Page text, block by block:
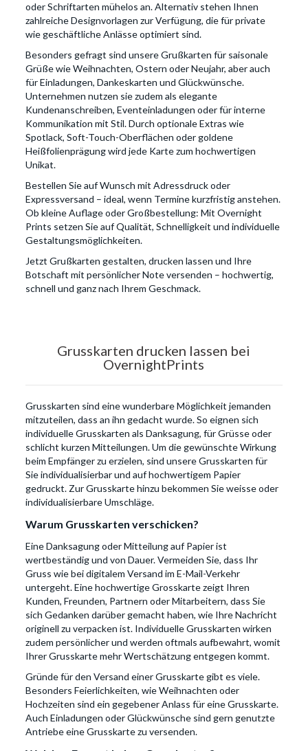
oder Schriftarten mühelos an. Alternativ stehen Ihnen
zahlreiche Designvorlagen zur Verfügung, die für private
wie geschäftliche Anlässe optimiert sind.
Besonders gefragt sind unsere Grußkarten für saisonale
Grüße wie Weihnachten, Ostern oder Neujahr, aber auch
für Einladungen, Dankeskarten und Glückwünsche.
Unternehmen nutzen sie zudem als elegante
Kundenanschreiben, Eventeinladungen oder für interne
Kommunikation mit Stil. Durch optionale Extras wie
Spotlack, Soft-Touch-Oberflächen oder goldene
Heißfolienprägung wird jede Karte zum hochwertigen
Unikat.
Bestellen Sie auf Wunsch mit Adressdruck oder
Expressversand – ideal, wenn Termine kurzfristig anstehen.
Ob kleine Auflage oder Großbestellung: Mit Overnight
Prints setzen Sie auf Qualität, Schnelligkeit und individuelle
Gestaltungsmöglichkeiten.
Jetzt Grußkarten gestalten, drucken lassen und Ihre
Botschaft mit persönlicher Note versenden – hochwertig,
schnell und ganz nach Ihrem Geschmack.
Grusskarten drucken lassen bei
OvernightPrints
Grusskarten sind eine wunderbare Möglichkeit jemanden
mitzuteilen, dass an ihn gedacht wurde. So eignen sich
individuelle Grusskarten als Danksagung, für Grüsse oder
schlicht kurzen Mitteilungen. Um die gewünschte Wirkung
beim Empfänger zu erzielen, sind unsere Grusskarten für
Sie individualisierbar und auf hochwertigem Papier
gedruckt. Zur Grusskarte hinzu bekommen Sie weisse oder
individualisierbare Umschläge.
Warum Grusskarten verschicken?
Eine Danksagung oder Mitteilung auf Papier ist
wertbeständig und von Dauer. Vermeiden Sie, dass Ihr
Gruss wie bei digitalem Versand im E-Mail-Verkehr
untergeht. Eine hochwertige Grosskarte zeigt Ihren
Kunden, Freunden, Partnern oder Mitarbeitern, dass Sie
sich Gedanken darüber gemacht haben, wie Ihre Nachricht
originell zu verpacken ist. Individuelle Grusskarten wirken
zudem persönlicher und werden oftmals aufbewahrt, womit
Ihrer Grusskarte mehr Wertschätzung entgegen kommt.
Gründe für den Versand einer Grusskarte gibt es viele.
Besonders Feierlichkeiten, wie Weihnachten oder
Hochzeiten sind ein gegebener Anlass für eine Grusskarte.
Auch Einladungen oder Glückwünsche sind gern genutzte
Antriebe eine Grusskarte zu versenden.